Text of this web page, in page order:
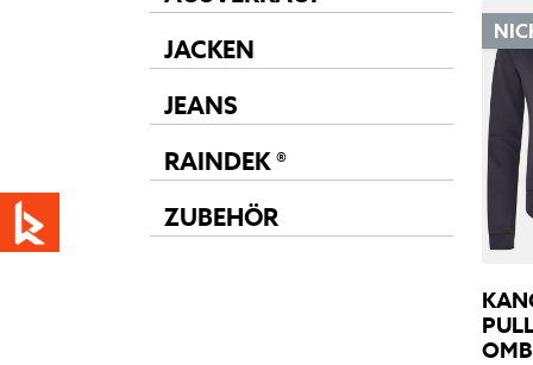
JACKEN
JEANS
RAINDEK ®
ZUBEHÖR